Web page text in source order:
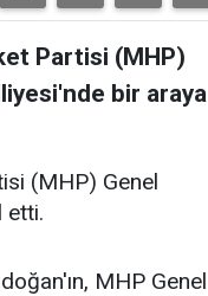
Partisi (MHP)
bir araya
(MHP) Genel
etti.
MHP Genel